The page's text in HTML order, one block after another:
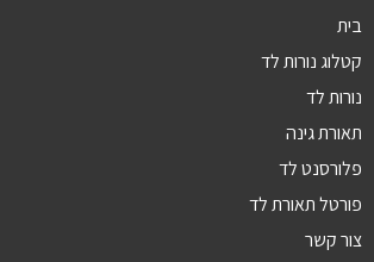
בית
קטלוג נורות לד
נורות לד
תאורת גינה
פלורסנט לד
פורטל תאורת לד
צור קשר